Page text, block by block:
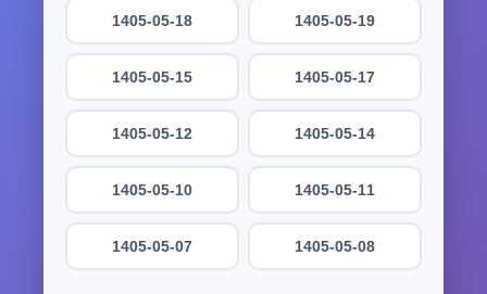
1405-05-19
1405-05-18
1405-05-17
1405-05-15
1405-05-14
1405-05-12
1405-05-11
1405-05-10
1405-05-08
1405-05-07